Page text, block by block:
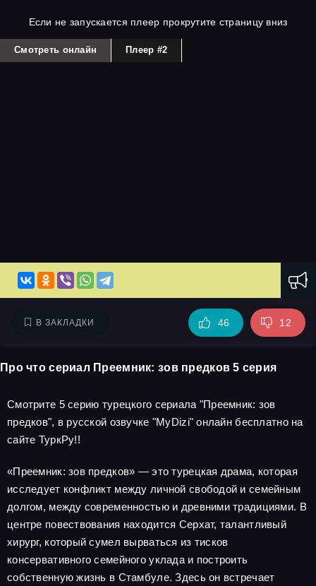
Если не запускается плеер прокрутите страницу вниз
Смотреть онлайн Плеер #2
В ЗАКЛАДКИ 46 12
Про что сериал Преемник: зов предков 5 серия
Смотрите 5 серию турецкого сериала "Преемник: зов
предков", в русской озвучке "MyDizi" онлайн бесплатно на
сайте ТуркРу!!
«Преемник: зов предков» — это турецкая драма, которая
исследует конфликт между личной свободой и семейным
долгом, между современностью и древними традициями. В
центре повествования находится Серхат, талантливый
хирург, который сумел вырваться из тисков
консервативного семейного уклада и построить
собственную жизнь в Стамбуле. Здесь он встречает